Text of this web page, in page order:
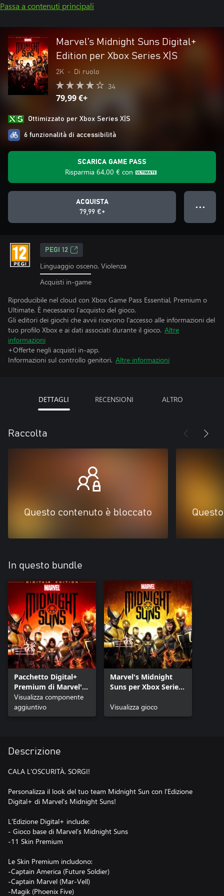
Passa a contenuti principali
Marvel’s Midnight Suns Digital+
Edition per Xbox Series X|S
2K • Di ruolo
34
79,99 €+
Ottimizzato per Xbox Series X|S
6 funzionalità di accessibilità
SCARICA GAME PASS
Risparmia 64,00 € con
ACQUISTA
79,99 €+
● ● ●
PEGI 12
Linguaggio osceno, Violenza
Acquisti in-game
Riproducibile nel cloud con Xbox Game Pass Essential, Premium o
Ultimate. È necessario l'acquisto del gioco.
Gli editori dei giochi che avvii ricevono l'accesso alle informazioni del
tuo profilo Xbox e ai dati associati durante il gioco. Altre
informazioni
+Offerte negli acquisti in-app.
Informazioni sul controllo genitori. Altre informazioni
DETTAGLI RECENSIONI ALTRO
Raccolta
Questo contenuto è bloccato
In questo bundle
Pacchetto Digital+
Premium di Marvel's
Midnight Suns
Visualizza componente
aggiuntivo
Marvel's Midnight
Suns per Xbox Series
Visualizza gioco
Descrizione
CALA L'OSCURITÀ. SORGI!
Personalizza il look del tuo team Midnight Sun con l'Edizione
Digital+ di Marvel's Midnight Suns!
L'Edizione Digital+ include:
- Gioco base di Marvel’s Midnight Suns
-11 Skin Premium
Le Skin Premium includono:
-Captain America (Future Soldier)
-Captain Marvel (Mar-Vell)
-Magik (Phoenix Five)